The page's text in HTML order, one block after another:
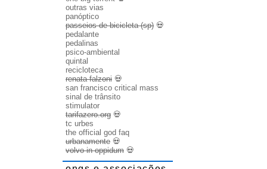
outras vias
panóptico
passeios de bicicleta (sp) 💀
pedalante
pedalinas
psico-ambiental
quintal
recicloteca
renata falzoni 💀
san francisco critical mass
sinal de trânsito
stimulator
tarifazero.org 💀
tc urbes
the official god faq
urbanamente 💀
volvo in oppidum 💀